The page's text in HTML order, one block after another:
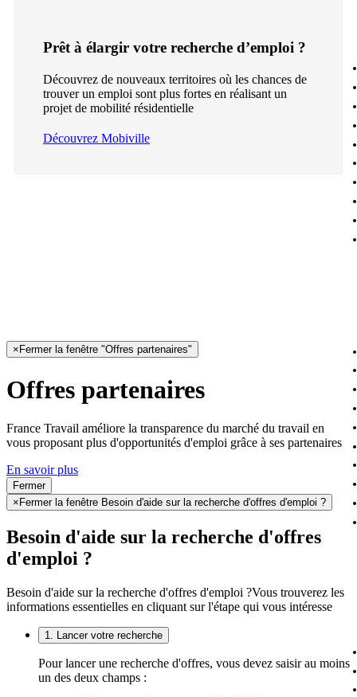
Prêt à élargir votre recherche d’emploi ?
Découvrez de nouveaux territoires où les chances de
trouver un emploi sont plus fortes en réalisant un
projet de mobilité résidentielle
Découvrez Mobiville
× Fermer la fenêtre "Offres partenaires"
Offres partenaires
France Travail améliore la transparence du marché du travail en
vous proposant plus d'opportunités d'emploi grâce à ses partenaires
En savoir plus
Fermer
× Fermer la fenêtre Besoin d'aide sur la recherche d'offres d'emploi ?
Besoin d'aide sur la recherche d'offres
d'emploi ?
Besoin d'aide sur la recherche d'offres d'emploi ?Vous trouverez les
informations essentielles en cliquant sur l'étape qui vous intéresse
1. Lancer votre recherche
Pour lancer une recherche d'offres, vous devez saisir au moins
un des deux champs :